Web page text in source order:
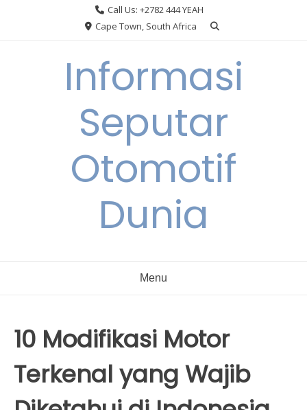
Call Us: +2782 444 YEAH
Cape Town, South Africa
Informasi
Seputar
Otomotif
Dunia
Menu
10 Modifikasi Motor
Terkenal yang Wajib